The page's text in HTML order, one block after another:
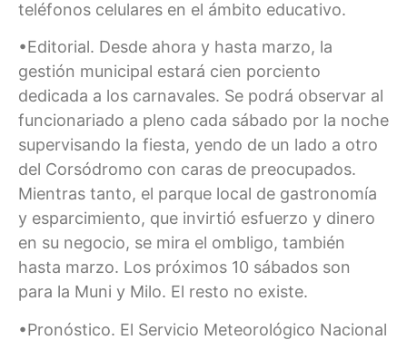
teléfonos celulares en el ámbito educativo.
•Editorial. Desde ahora y hasta marzo, la
gestión municipal estará cien porciento
dedicada a los carnavales. Se podrá observar al
funcionariado a pleno cada sábado por la noche
supervisando la fiesta, yendo de un lado a otro
del Corsódromo con caras de preocupados.
Mientras tanto, el parque local de gastronomía
y esparcimiento, que invirtió esfuerzo y dinero
en su negocio, se mira el ombligo, también
hasta marzo. Los próximos 10 sábados son
para la Muni y Milo. El resto no existe.
•Pronóstico. El Servicio Meteorológico Nacional